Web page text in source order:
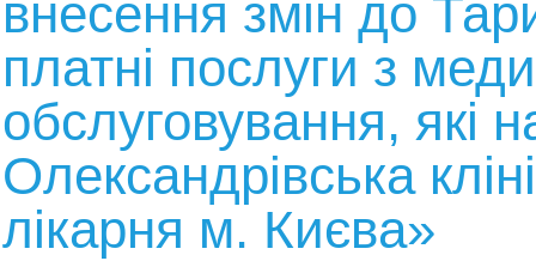
внесення змін до
платні послуги з
обслуговування, які
Олександрівська
лікарня м. Києва»